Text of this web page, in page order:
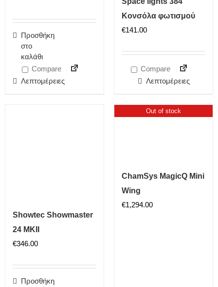
Προσθήκη
στο
καλάθι
Compare
Λεπτομέρειες
Κονσόλα φωτισμού
€141.00
Compare
Λεπτομέρειες
Showtec Showmaster
24 MKII
€346.00
Προσθήκη
Out of stock
ChamSys MagicQ Mini
Wing
€1,294.00